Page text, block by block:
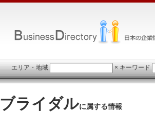
エリア・地域 × キーワード
ブライダルに属する情報